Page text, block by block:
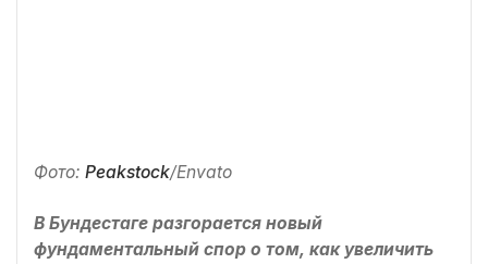
Фото: Peakstock/Envato
В Бундестаге разгорается новый
фундаментальный спор о том, как увеличить